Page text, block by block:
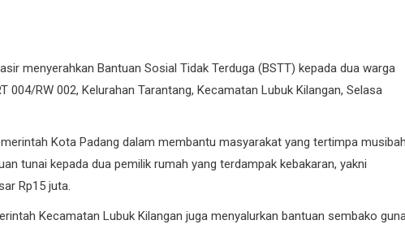
menyerahkan Bantuan Sosial Tidak Terduga (BSTT) kepada dua warga
004/RW 002, Kelurahan Tarantang, Kecamatan Lubuk Kilangan, Selasa
Kota Padang dalam membantu masyarakat yang tertimpa
tunai kepada dua pemilik rumah yang terdampak kebakaran, yakni
Rp15 juta.
Kecamatan Lubuk Kilangan juga menyalurkan bantuan sembako